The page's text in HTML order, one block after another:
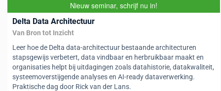
Nieuw seminar, schrijf nu in!
Delta Data Architectuur
Van Bron tot Inzicht
Leer hoe de Delta data-architectuur bestaande architecturen
stapsgewijs verbetert, data vindbaar en herbruikbaar maakt en
organisaties helpt bij uitdagingen zoals datahistorie, datakwaliteit,
systeemoverstijgende analyses en AI-ready dataverwerking.
Praktische dag door Rick van der Lans.